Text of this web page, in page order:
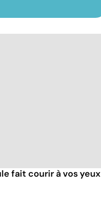
fait courir à vos yeux